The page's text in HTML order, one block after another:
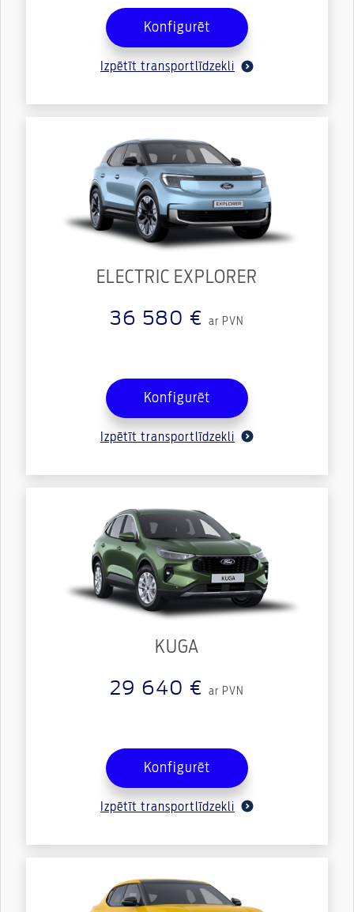
Konfigurēt
Izpētīt transportlīdzekli
ELECTRIC EXPLORER
36 580 € ar PVN
Konfigurēt
Izpētīt transportlīdzekli
KUGA
29 640 € ar PVN
Konfigurēt
Izpētīt transportlīdzekli